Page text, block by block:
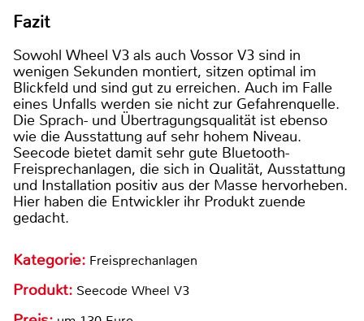
Fazit
Sowohl Wheel V3 als auch Vossor V3 sind in
wenigen Sekunden montiert, sitzen optimal im
Blickfeld und sind gut zu erreichen. Auch im Falle
eines Unfalls werden sie nicht zur Gefahrenquelle.
Die Sprach- und Übertragungsqualität ist ebenso
wie die Ausstattung auf sehr hohem Niveau.
Seecode bietet damit sehr gute Bluetooth-
Freisprechanlagen, die sich in Qualität, Ausstattung
und Installation positiv aus der Masse hervorheben.
Hier haben die Entwickler ihr Produkt zuende
gedacht.
Kategorie: Freisprechanlagen
Produkt: Seecode Wheel V3